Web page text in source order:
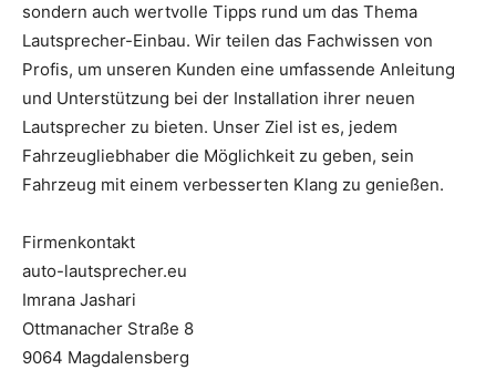
sondern auch wertvolle Tipps rund um das Thema
Lautsprecher-Einbau. Wir teilen das Fachwissen von
Profis, um unseren Kunden eine umfassende Anleitung
und Unterstützung bei der Installation ihrer neuen
Lautsprecher zu bieten. Unser Ziel ist es, jedem
Fahrzeugliebhaber die Möglichkeit zu geben, sein
Fahrzeug mit einem verbesserten Klang zu genießen.
Firmenkontakt
auto-lautsprecher.eu
Imrana Jashari
Ottmanacher Straße 8
9064 Magdalensberg